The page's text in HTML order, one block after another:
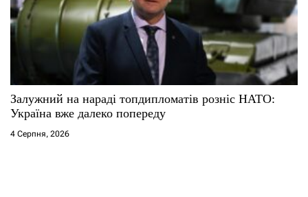
Залужний на нараді топдипломатів розніс НАТО:
Україна вже далеко попереду
4 Серпня, 2026